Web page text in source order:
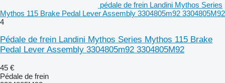
pédale de frein Landini Mythos Series
Mythos 115 Brake Pedal Lever Assembly 3304805m92 3304805M92
4
Pédale de frein Landini Mythos Series Mythos 115 Brake
Pedal Lever Assembly 3304805m92 3304805M92
45 €
Pédale de frein